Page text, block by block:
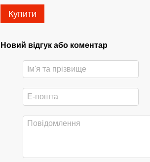
Купити
Новий відгук або коментар